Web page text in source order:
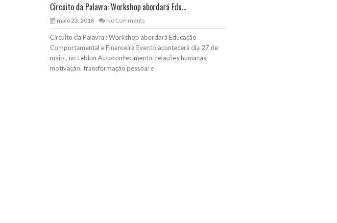
Circuito da Palavra: Workshop abordará Edu...
maio 23, 2018 No Comments
Circuito da Palavra : Workshop abordará Educação
Comportamental e Financeira Evento acontecerá dia 27 de
maio , no Leblon Autoconhecimento, relações humanas,
motivação, transformação pessoal e